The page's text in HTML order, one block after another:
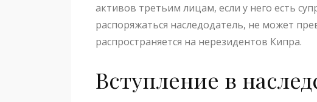
активов третьим лицам, если у него есть
распоряжаться наследодатель, не может
распространяется на нерезидентов Кипра.
Вступление в